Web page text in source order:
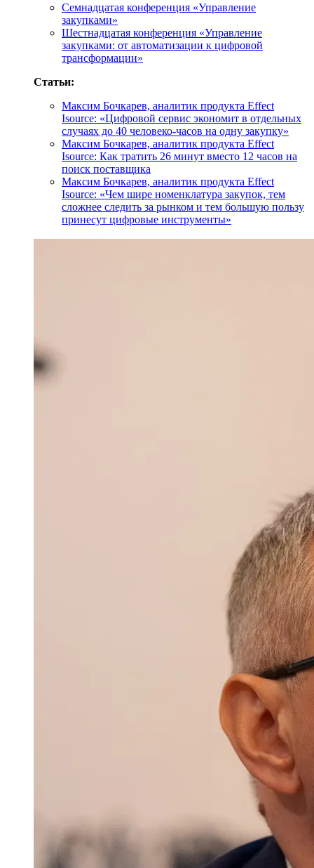
Семнадцатая конференция «Управление
закупками»
Шестнадцатая конференция «Управление
закупками: от автоматизации к цифровой
трансформации»
Статьи:
Максим Бочкарев, аналитик продукта Effect
Isource: «Цифровой сервис экономит в отдельных
случаях до 40 человеко-часов на одну закупку»
Максим Бочкарев, аналитик продукта Effect
Isource: Как тратить 26 минут вместо 12 часов на
поиск поставщика
Максим Бочкарев, аналитик продукта Effect
Isource: «Чем шире номенклатура закупок, тем
сложнее следить за рынком и тем большую пользу
принесут цифровые инструменты»